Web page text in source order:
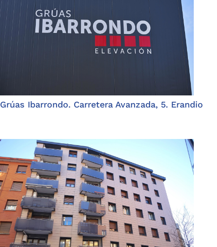
Grúas Ibarrondo. Carretera Avanzada, 5. Erandio